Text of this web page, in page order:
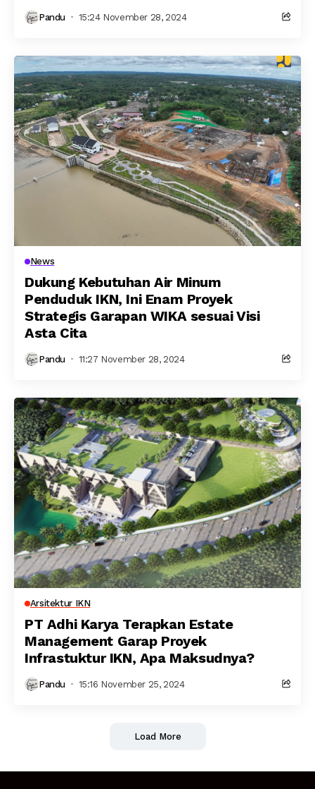
Pandu 15:24 November 28, 2024
News
Dukung Kebutuhan Air Minum
Penduduk IKN, Ini Enam Proyek
Strategis Garapan WIKA sesuai Visi
Asta Cita
Pandu 11:27 November 28, 2024
Arsitektur IKN
PT Adhi Karya Terapkan Estate
Management Garap Proyek
Infrastuktur IKN, Apa Maksudnya?
Pandu 15:16 November 25, 2024
Load More